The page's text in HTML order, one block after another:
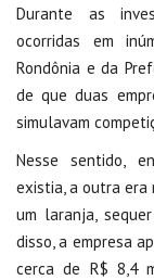
Durante as
ocorridas em
Rondônia e da
de que duas
simulavam
Nesse sentido,
existia, a outra era
um laranja,
disso, a empresa
cerca de R$ 8,4